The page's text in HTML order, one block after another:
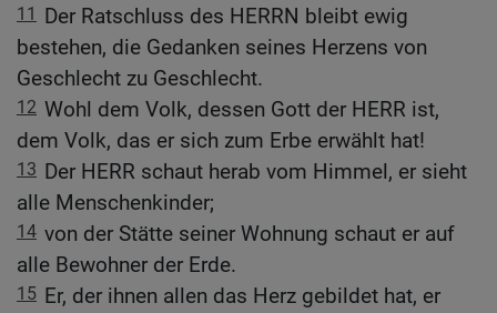
11 Der Ratschluss des HERRN bleibt ewig
bestehen, die Gedanken seines Herzens von
Geschlecht zu Geschlecht.
12 Wohl dem Volk, dessen Gott der HERR ist,
dem Volk, das er sich zum Erbe erwählt hat!
13 Der HERR schaut herab vom Himmel, er sieht
alle Menschenkinder;
14 von der Stätte seiner Wohnung schaut er auf
alle Bewohner der Erde.
15 Er, der ihnen allen das Herz gebildet hat, er